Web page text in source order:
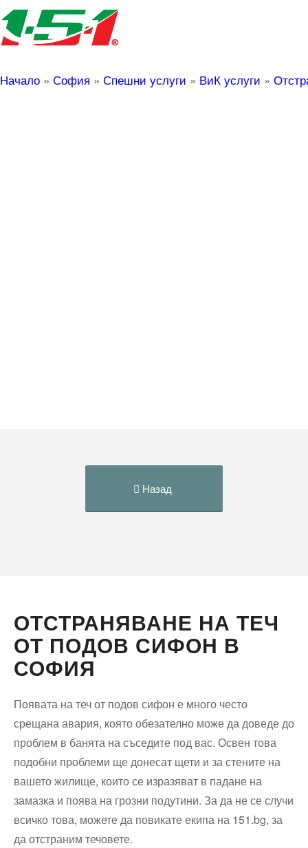
Начало » София » Спешни услуги » ВиК услуги »
Назад
ОТСТРАНЯВАНЕ НА ТЕЧ
ОТ ПОДОВ СИФОН В
СОФИЯ
Появата на теч от подов сифон е много често
срещана авария, която обезателно може да доведе до
проблем в банята на съседите под вас. Освен това
подобни проблеми ще донесат щети и за стените на
вашето жилище, които се изразяват в падане на
замазка и поява на грозни подутини. За да не се случи
всичко това, можете да повикате екипа на 151.bg, за
да отстраним течовете.